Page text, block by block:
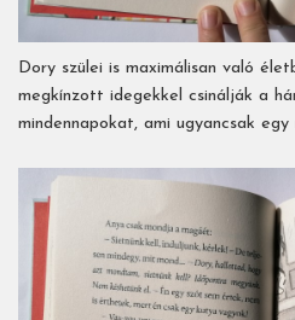
Dory szülei is maximálisan való
megkínzott idegekkel csinálják a
mindennapokat, ami ugyancsak